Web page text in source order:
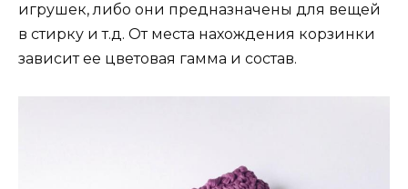
игрушек, либо они предназначены для вещей
в стирку и т.д. От места нахождения корзинки
зависит ее цветовая гамма и состав.